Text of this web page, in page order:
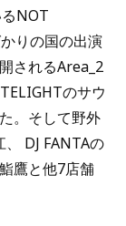
NOT
りの国の出演
されるArea_2
のサウ
。そして野外
DJ FANTAの
鷹と他7店舗